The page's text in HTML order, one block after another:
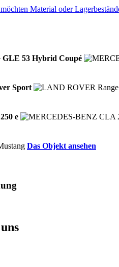
53 Hybrid Coupé
Sport
e
Das Objekt ansehen